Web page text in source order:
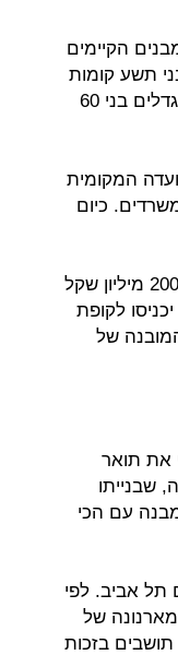
במקום המבנים הקיימים
מגדלי מגורים בני 34 קומות, ארבעה בני 42 קומות ו־11 בני תשע קומות
בלבד. בנוסף, על גדות האיילון ייבנו שני מגדלים בני 80 קומות, ושני מגדלים בני 60
המקומית
ייבנו 215 אלף מ"ר של משרדים. כיום
להערכת רפאל, הפרויקט יניב לעירייה הכנסות של כ־700 מיליון שקל: 200 מיליון שקל
יכניסו לקופת
המובנה של
של 280 מטר ולקטוף את תואר
שבנייתו
אביב — המבנה עם הכי
תל אביב. לפי
של
בזכות